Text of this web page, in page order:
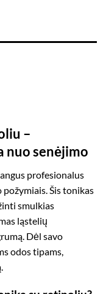
–
nuo senėjimo
profesionalus
Šis tonikas
smulkias
ląstelių
Dėl savo
odos tipams,